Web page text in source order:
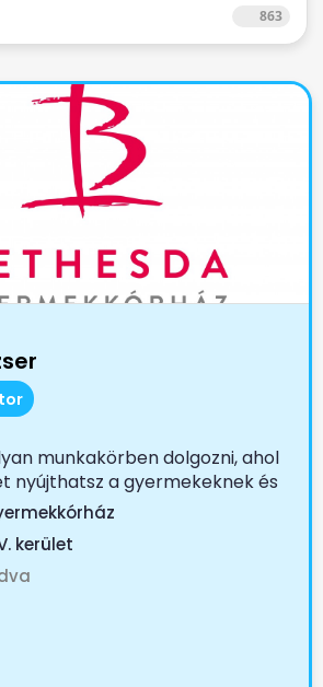
863
munkakörben dolgozni, ahol
nyújthatsz a gyermekeknek és
kerület